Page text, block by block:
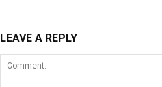
LEAVE A REPLY